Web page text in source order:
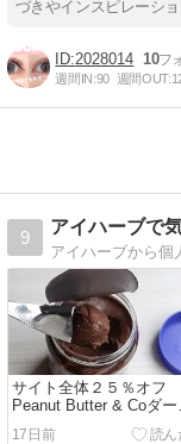
づきやインスピレーシ
2028014 10
週間IN:90 週間OUT:
9
アイハーブで
サイト全体２５％オフ
Peanut Butter & Coダー
チョコレートドリームズ
17日前